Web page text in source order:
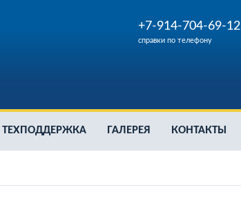
+7-914-704-69-12
справки по телефону
ТЕХПОДДЕРЖКА ГАЛЕРЕЯ КОНТАКТЫ